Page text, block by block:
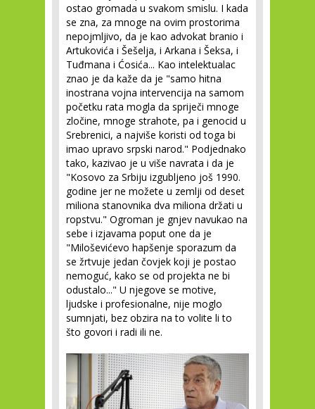
ostao gromada u svakom smislu. I kada
se zna, za mnoge na ovim prostorima
nepojmljivo, da je kao advokat branio i
Artukovića i Šešelja, i Arkana i Šeksa, i
Tuđmana i Ćosića... Kao intelektualac
znao je da kaže da je "samo hitna
inostrana vojna intervencija na samom
početku rata mogla da spriječi mnoge
zločine, mnoge strahote, pa i genocid u
Srebrenici, a najviše koristi od toga bi
imao upravo srpski narod." Podjednako
tako, kazivao je u više navrata i da je
"Kosovo za Srbiju izgubljeno još 1990.
godine jer ne možete u zemlji od deset
miliona stanovnika dva miliona držati u
ropstvu." Ogroman je gnjev navukao na
sebe i izjavama poput one da je
"Miloševićevo hapšenje sporazum da
se žrtvuje jedan čovjek koji je postao
nemoguć, kako se od projekta ne bi
odustalo..." U njegove se motive,
ljudske i profesionalne, nije moglo
sumnjati, bez obzira na to volite li to
što govori i radi ili ne.